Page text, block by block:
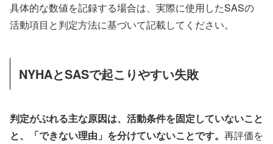
具体的な数値を記録する場合は、実際に使用したSASの
活動項目と判定方法に基づいて記載してください。
NYHAとSASで起こりやすい失敗
判定がぶれる主な原因は、活動条件を固定していないこと
と、「できない理由」を分けていないことです。 再評価を